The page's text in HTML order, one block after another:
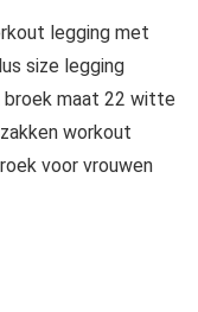
legging met
size legging
broek maat 22 witte
workout
voor vrouwen